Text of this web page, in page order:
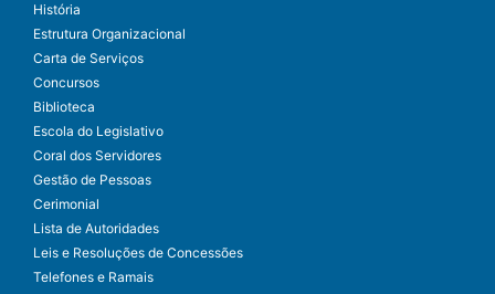
História
Estrutura Organizacional
Carta de Serviços
Concursos
Biblioteca
Escola do Legislativo
Coral dos Servidores
Gestão de Pessoas
Cerimonial
Lista de Autoridades
Leis e Resoluções de Concessões
Telefones e Ramais